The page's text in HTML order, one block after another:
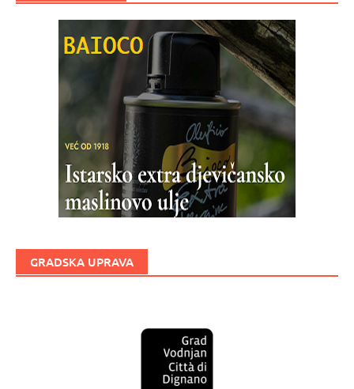
GRADSKA UPRAVA